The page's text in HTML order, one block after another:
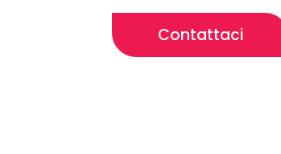
Contattaci